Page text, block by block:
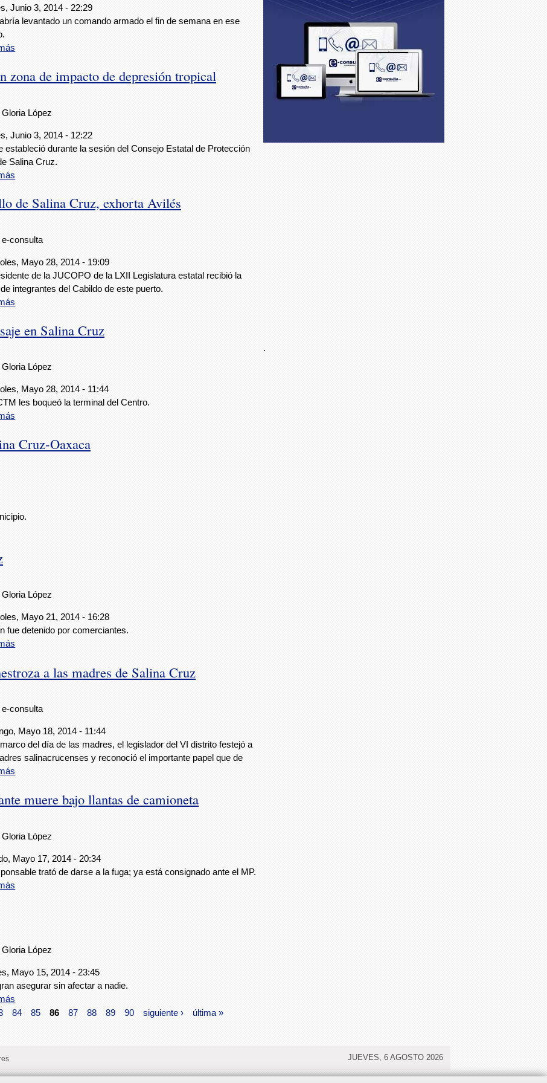
Junio 3, 2014 - 22:29
levantado un comando armado el fin de semana en ese
zona de impacto de depresión tropical
Gloria López
Junio 3, 2014 - 12:22
estableció durante la sesión del Consejo Estatal de Protección
Salina Cruz.
de Salina Cruz, exhorta Avilés
e-consulta
Mayo 28, 2014 - 19:09
de la JUCOPO de la LXII Legislatura estatal recibió la
integrantes del Cabildo de este puerto.
en Salina Cruz
Gloria López
Mayo 28, 2014 - 11:44
les boqueó la terminal del Centro.
Cruz-Oaxaca
Gloria López
Mayo 21, 2014 - 16:28
fue detenido por comerciantes.
a las madres de Salina Cruz
e-consulta
Mayo 18, 2014 - 11:44
del día de las madres, el legislador del VI distrito festejó a
salinacrucenses y reconoció el importante papel que de
muere bajo llantas de camioneta
Gloria López
Mayo 17, 2014 - 20:34
trató de darse a la fuga; ya está consignado ante el MP.
Gloria López
Mayo 15, 2014 - 23:45
asegurar sin afectar a nadie.
84 85 86 87 88 89 90 siguiente › última »
.
JUEVES, 6 AGOSTO 2026